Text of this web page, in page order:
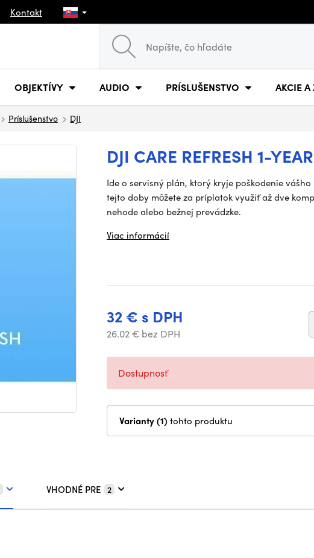
Kontakt
OBJEKTÍVY AUDIO PRÍSLUŠENSTVO AKCIE A
Príslušenstvo DJI
DJI CARE REFRESH 1-
Ide o servisný plán, ktorý kryje poškodenie
tejto doby môžete za príplatok využiť až dve
nehode alebo bežnej prevádzke.
Viac informácií
32 € s DPH
26.02 € bez DPH
Dostupnosť
Varianty (1) tohto produktu
VHODNÉ PRE 2